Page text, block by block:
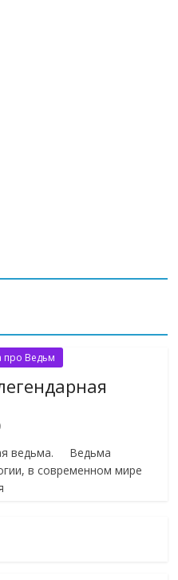
про Ведьм
ведьма. Ведьма
в современном мире